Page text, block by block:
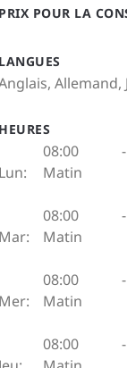
PRIX POUR LA
LANGUES
Allemand,
HEURES
Lun:
08:00
Matin
-
Mar:
08:00
Matin
-
Mer:
08:00
Matin
-
08:00
-